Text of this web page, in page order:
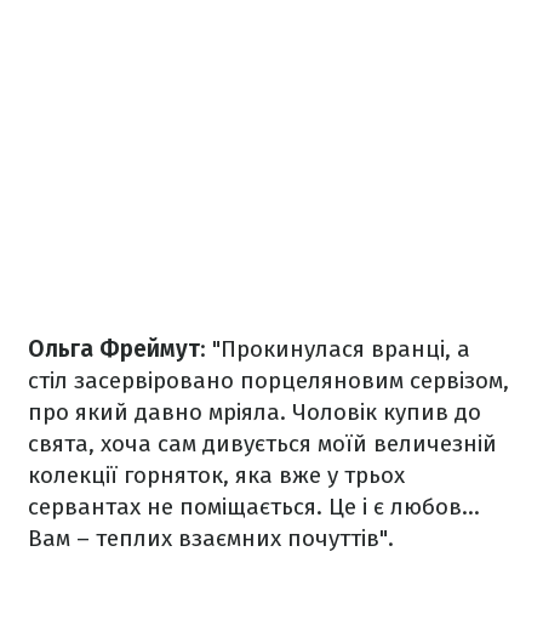
Ольга Фреймут: "Прокинулася вранці, а
стіл засервіровано порцеляновим сервізом,
про який давно мріяла. Чоловік купив до
свята, хоча сам дивується моїй величезній
колекції горняток, яка вже у трьох
сервантах не поміщається. Це і є любов...
Вам – теплих взаємних почуттів".